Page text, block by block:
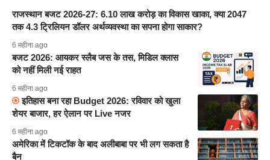
राजस्थान बजट 2026-27: 6.10 लाख करोड़ का विकास खाका, क्या 2047
तक 4.3 ट्रिलियन डॉलर अर्थव्यवस्था का सपना होगा साकार?
6 महीना ago
बजट 2026: आयकर स्लैब जस के तस, मिडिल क्लास
को नहीं मिली नई राहत
6 महीना ago
इतिहास बना रहा Budget 2026: रविवार को खुला
शेयर बाजार, हर ऐलान पर Live नजर
6 महीना ago
अमेरिका में टिकटॉक के बाद अलीबाबा पर भी लग सकता है
बैन